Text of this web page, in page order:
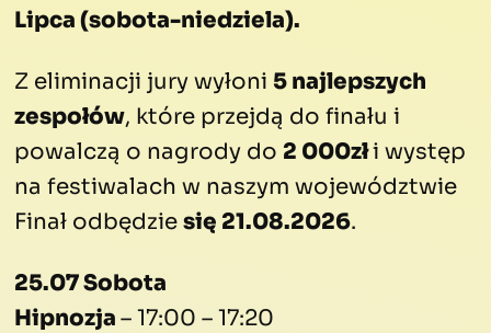
Lipca (sobota-niedziela).
Z eliminacji jury wyłoni 5 najlepszych
zespołów, które przejdą do finału i
powalczą o nagrody do 2 000złi występ
na festiwalach w naszym województwie
Finał odbędziesię 21.08.2026.
25.07 Sobota
Hipnozja– 17:00 – 17:20